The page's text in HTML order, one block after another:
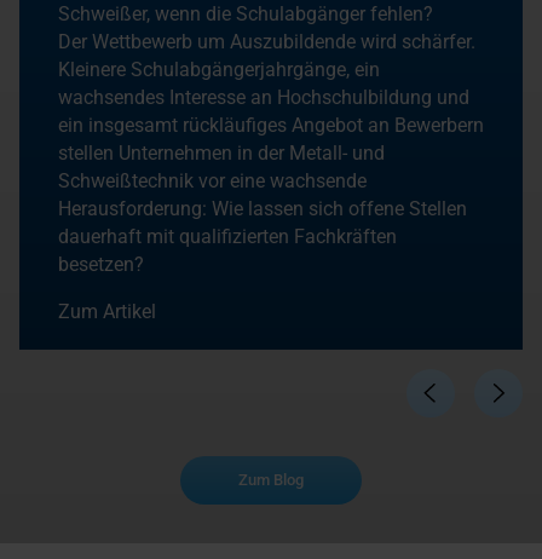
Schweißer, wenn die Schulabgänger fehlen?
Der Wettbewerb um Auszubildende wird schärfer.
Kleinere Schulabgängerjahrgänge, ein
wachsendes Interesse an Hochschulbildung und
ein insgesamt rückläufiges Angebot an Bewerbern
stellen Unternehmen in der Metall- und
Schweißtechnik vor eine wachsende
Herausforderung: Wie lassen sich offene Stellen
dauerhaft mit qualifizierten Fachkräften
besetzen?
Zum Artikel
Zum Blog